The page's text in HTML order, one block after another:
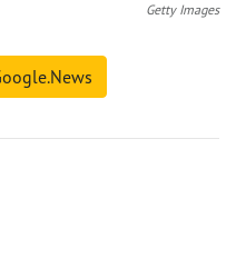
Getty Images